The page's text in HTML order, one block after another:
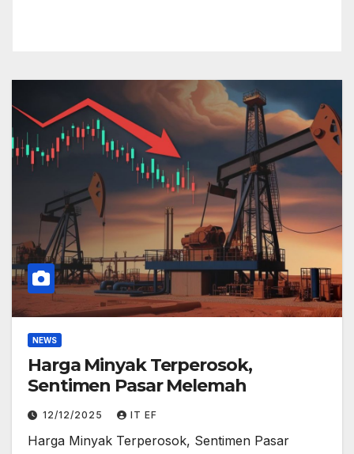
NEWS
Harga Minyak Terperosok,
Sentimen Pasar Melemah
12/12/2025 IT EF
Harga Minyak Terperosok, Sentimen Pasar